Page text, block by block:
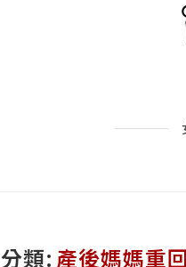
分類: 產後媽媽重